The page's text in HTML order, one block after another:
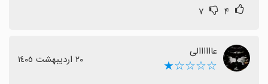
۴ ۷
عاااااالی
☆☆☆☆★ ٢٠ اردیبهشت ١٤٠٥